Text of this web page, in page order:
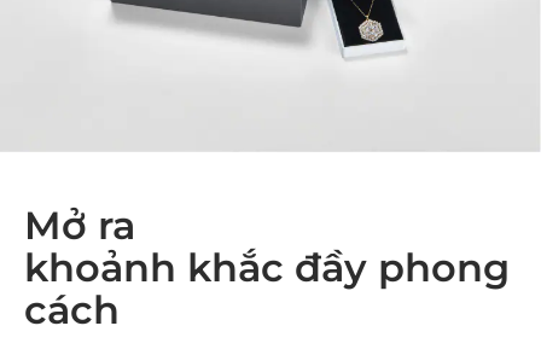
Mở ra
khoảnh khắc đầy phong
cách